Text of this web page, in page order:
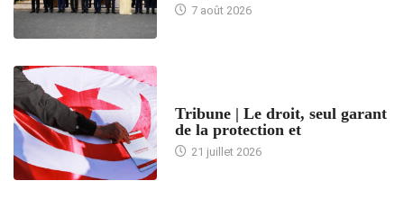
7 août 2026
Tribune | Le droit, seul garant
de la protection et
21 juillet 2026